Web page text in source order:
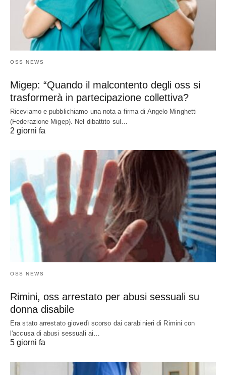
OSS NEWS
Migep: “Quando il malcontento degli oss si
trasformerà in partecipazione collettiva?
Riceviamo e pubblichiamo una nota a firma di Angelo Minghetti
(Federazione Migep). Nel dibattito sul…
2 giorni fa
OSS NEWS
Rimini, oss arrestato per abusi sessuali su
donna disabile
Era stato arrestato giovedì scorso dai carabinieri di Rimini con
l'accusa di abusi sessuali ai…
5 giorni fa